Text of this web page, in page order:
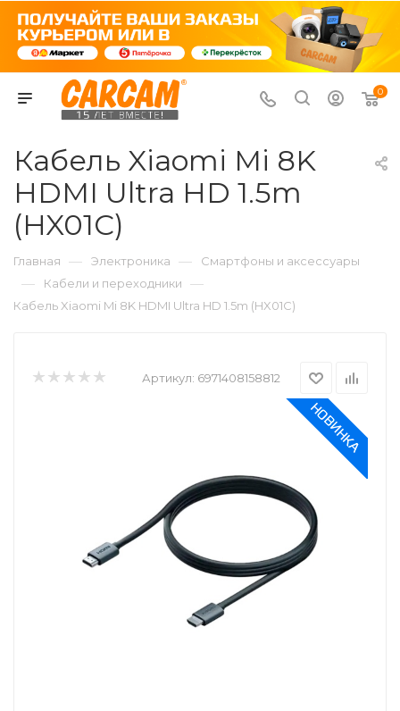
0
Кабель Xiaomi Mi 8K
HDMI Ultra HD 1.5m
(HX01C)
Главная — Электроника — Смартфоны и аксессуары
— Кабели и переходники —
Кабель Xiaomi Mi 8K HDMI Ultra HD 1.5m (HX01C)
Артикул: 6971408158812